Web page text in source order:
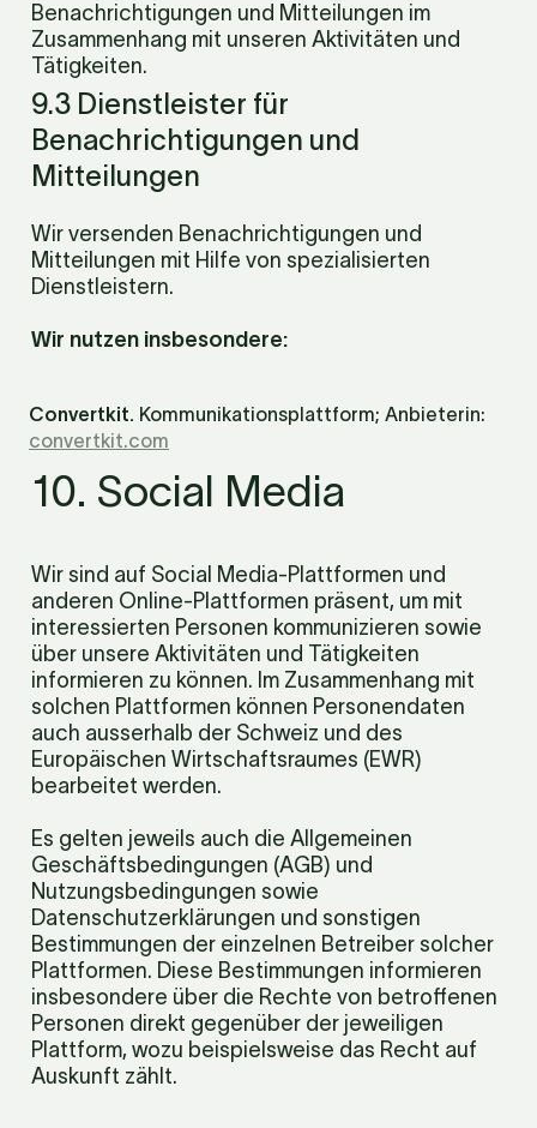
Benachrichtigungen und Mitteilungen im
Zusammenhang mit unseren Aktivitäten und
Tätigkeiten.
9.3 Dienstleister für
Benachrichtigungen und
Mitteilungen
Wir versenden Benachrichtigungen und
Mitteilungen mit Hilfe von spezialisierten
Dienstleistern.
Wir nutzen insbesondere:
Convertkit.
convertkit.com
10. Social Media
Wir sind auf Social Media-Plattformen und
anderen Online-Plattformen präsent, um mit
interessierten Personen kommunizieren sowie
über unsere Aktivitäten und Tätigkeiten
informieren zu können. Im Zusammenhang mit
solchen Plattformen können Personendaten
auch ausserhalb der Schweiz und des
Europäischen Wirtschaftsraumes (EWR)
bearbeitet werden.
Es gelten jeweils auch die Allgemeinen
Geschäftsbedingungen (AGB) und
Nutzungsbedingungen sowie
Datenschutzerklärungen und sonstigen
Bestimmungen der einzelnen Betreiber solcher
Plattformen. Diese Bestimmungen informieren
insbesondere über die Rechte von betroffenen
Personen direkt gegenüber der jeweiligen
Plattform, wozu beispielsweise das Recht auf
Auskunft zählt.